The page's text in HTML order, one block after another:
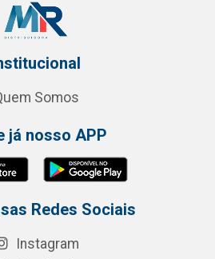
Somos
já nosso APP
Redes Sociais
Instagram